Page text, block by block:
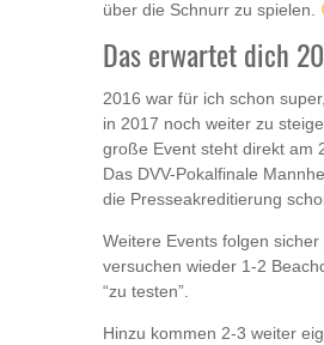
über die Schnurr zu spielen.
Das erwartet dich
2016 war für ich schon
in 2017 noch weiter zu
große Event steht direkt am
Das DVV-Pokalfinale
die Presseakreditierung
Weitere Events folgen
versuchen wieder 1-2
“zu testen”.
Hinzu kommen 2-3 weiter